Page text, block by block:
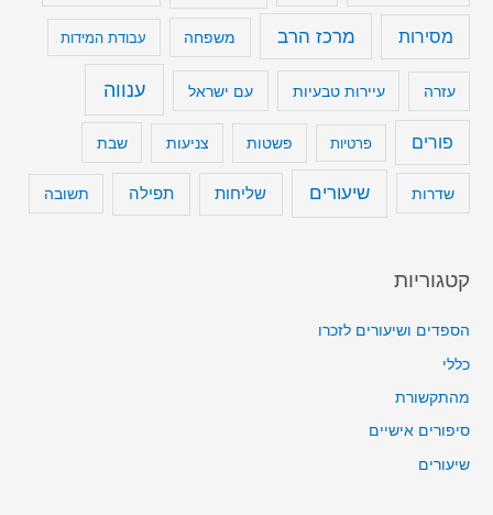
מסירות מרכז הרב משפחה עבודת המידות
עזרה עיירות טבעיות עם ישראל ענווה
פורים פרטיות פשטות צניעות שבת
שדרות שיעורים שליחות תפילה תשובה
קטגוריות
הספדים ושיעורים לזכרו
כללי
מהתקשורת
סיפורים אישיים
שיעורים